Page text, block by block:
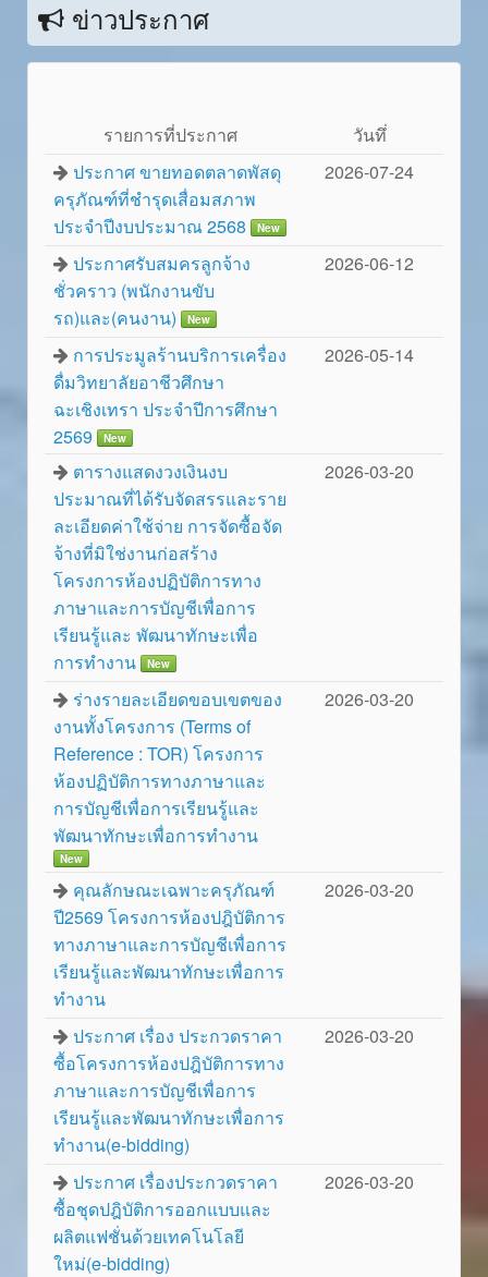
ข่าวประกาศ
รายการที่ประกาศ
วันทึ่
ประกาศ ขายทอดตลาดพัสดุ
ครุภัณฑ์ที่ชำรุดเสื่อมสภาพ
ประจำปีงบประมาณ 2568
New
2026-07-24
ประกาศรับสมครลูกจ้าง
ชั่วคราว (พนักงานขับ
รถ)และ(คนงาน)
New
2026-06-12
การประมูลร้านบริการเครื่อง
ดื่มวิทยาลัยอาชีวศึกษา
ฉะเชิงเทรา ประจำปีการศึกษา
2569
New
2026-05-14
ตารางแสดงวงเงินงบ
ประมาณที่ได้รับจัดสรรและราย
ละเอียดค่าใช้จ่าย การจัดซื้อจัด
จ้างที่มิใช่งานก่อสร้าง
โครงการห้องปฏิบัติการทาง
ภาษาและการบัญชีเพื่อการ
เรียนรู้และ พัฒนาทักษะเพื่อ
การทำงาน
New
2026-03-20
ร่างรายละเอียดขอบเขตของ
งานทั้งโครงการ (Terms of
Reference : TOR) โครงการ
ห้องปฏิบัติการทางภาษาและ
การบัญชีเพื่อการเรียนรู้และ
พัฒนาทักษะเพื่อการทำงาน
New
2026-03-20
คุณลักษณะเฉพาะครุภัณฑ์
ปี2569 โครงการห้องปฎิบัติการ
ทางภาษาและการบัญชีเพื่อการ
เรียนรู้และพัฒนาทักษะเพื่อการ
ทำงาน
2026-03-20
ประกาศ เรื่อง ประกวดราคา
ซื้อโครงการห้องปฎิบัติการทาง
ภาษาและการบัญชีเพื่อการ
เรียนรู้และพัฒนาทักษะเพื่อการ
ทำงาน(e-bidding)
2026-03-20
ประกาศ เรื่องประกวดราคา
ซื้อชุดปฎิบัติการออกแบบและ
ผลิตแฟชั่นด้วยเทคโนโลยี
ใหม่(e-bidding)
2026-03-20